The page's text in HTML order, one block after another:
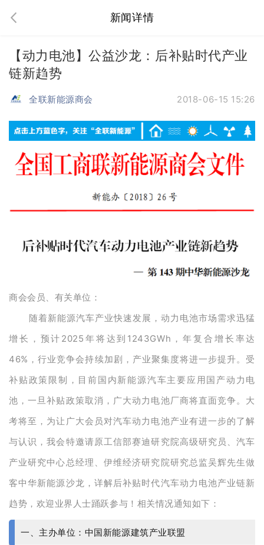
新闻详情
【动力电池】公益沙龙：后补贴时代产业
链新趋势
全联新能源商会 2018-06-15 15:26
商会会员、有关单位：
随着新能源汽车产业快速发展，动力电池市场需求迅猛
增长，预计2025年将达到1243GWh，年复合增长率达
46%，行业竞争会持续加剧，产业聚集度将进一步提升。受
补贴政策限制，目前国内新能源汽车主要应用国产动力电
池，一旦补贴政策取消，广大动力电池厂商将直面竞争。大
考将至，为让广大会员对汽车动力电池产业有进一步的了解
与认识，我会特邀请原工信部赛迪研究院高级研究员、汽车
产业研究中心总经理、伊维经济研究院研究总监吴辉先生做
客中华新能源沙龙，详解后补贴时代汽车动力电池产业链新
趋势，欢迎业界人士踊跃参与！相关情况通知如下：
一、主办单位：中国新能源建筑产业联盟